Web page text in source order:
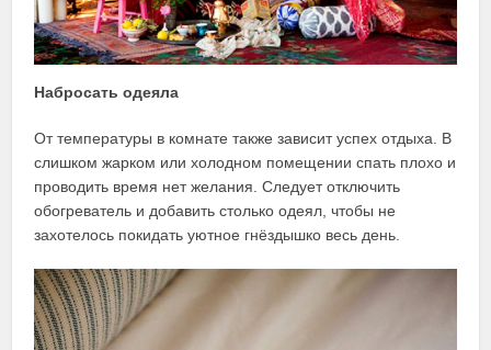
Набросать одеяла
От температуры в комнате также зависит успех отдыха. В
слишком жарком или холодном помещении спать плохо и
проводить время нет желания. Следует отключить
обогреватель и добавить столько одеял, чтобы не
захотелось покидать уютное гнёздышко весь день.